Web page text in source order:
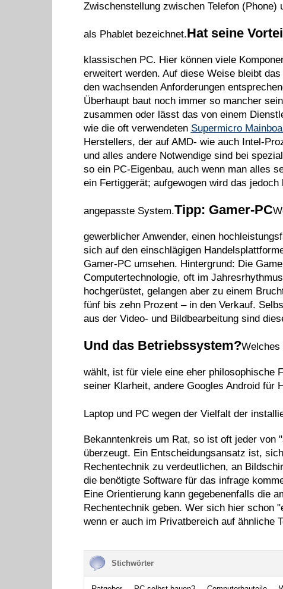
Zwischenstellung zwischen Telefon (Phone)
als Phablet bezeichnet.Hat seine
klassischen PC. Hier können viele
erweitert werden. Auf diese Weise bleibt
den wachsenden Anforderungen
Überhaupt baut noch immer so mancher
zusammen oder lässt das von einem
wie die oft verwendeten Supermicro
Herstellers, der auf AMD- wie auch Intel-
und alles andere Notwendige sind bei
so ein PC-Eigenbau, auch wenn man alles
ein Fertiggerät; aufgewogen wird das
angepasste System.Tipp: Gamer-PC
gewerblicher Anwender, einen
sich auf den einschlägigen
Gamer-PC umsehen. Hintergrund: Die
Computertechnologie, oft im
hochgerüstet, gelangen aber zu einem
fünf bis zehn Prozent – in den Verkauf.
aus der Video- und Bildbearbeitung sind
Und das Betriebssystem?Welches
wählt, ist für viele eine eher philosophische
seiner Klarheit, andere Googles Android für
Laptop und PC wegen der Vielfalt der
Bekanntenkreis um Rat, so ist oft jeder von
überzeugt. Ein Entscheidungsansatz ist,
Rechentechnik zu verdeutlichen, an
die benötigte Software für das infrage
Eine Orientierung kann gegebenenfalls die
Rechentechnik geben. Wer sich hier schon
wenn er auch im Privatbereich auf ähnliche
Stichwörter